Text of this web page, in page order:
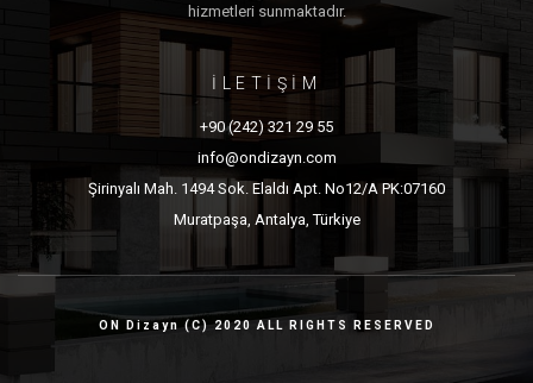
hizmetleri sunmaktadır.
İLETİŞİM
+90 (242) 321 29 55
info@ondizayn.com
Şirinyalı Mah. 1494 Sok. Elaldı Apt. No12/A PK:07160
Muratpaşa, Antalya, Türkiye
ON Dizayn (C) 2020 ALL RIGHTS RESERVED